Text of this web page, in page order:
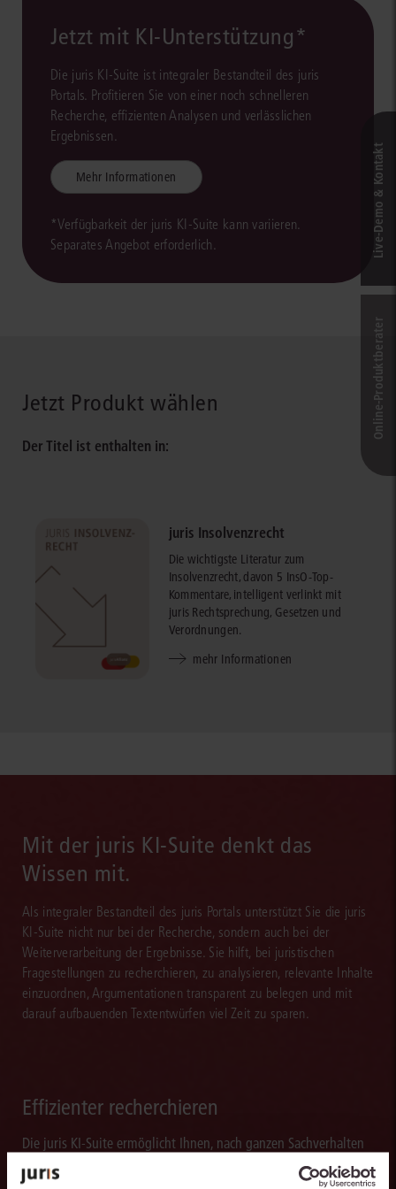
Jetzt mit KI-Unterstützung*
Die juris KI-Suite ist integraler Bestandteil des juris
Portals. Profitieren Sie von einer noch schnelleren
Recherche, effizienten Analysen und verlässlichen
Ergebnissen.
Mehr Informationen
*Verfügbarkeit der juris KI-Suite kann variieren.
Separates Angebot erforderlich.
Jetzt Produkt wählen
Der Titel ist enthalten in:
juris Insolvenzrecht
Die wichtigste Literatur zum
Insolvenzrecht, davon 5 InsO-Top-
Kommentare, intelligent verlinkt mit
juris Rechtsprechung, Gesetzen und
Verordnungen.
mehr Informationen
Mit der juris KI-Suite denkt das
Wissen mit.
Als integraler Bestandteil des juris Portals unterstützt Sie die juris
KI-Suite nicht nur bei der Recherche, sondern auch bei der
Weiterverarbeitung der Ergebnisse. Sie hilft, bei juristischen
Fragestellungen zu recherchieren, zu analysieren, relevante Inhalte
einzuordnen, Argumentationen transparent zu belegen und mit
darauf aufbauenden Textentwürfen viel Zeit zu sparen.
Effizienter recherchieren
Die juris KI-Suite ermöglicht Ihnen, nach ganzen Sachverhalten
statt nur nach Stichworten zu recherchieren. So finden Sie
Live‑Demo & Kontakt
Online-Produkt­berater